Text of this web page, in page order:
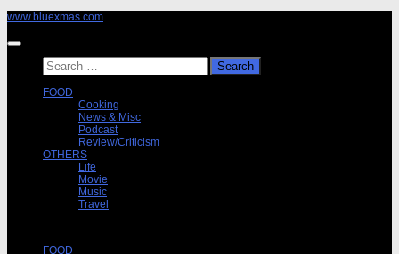
Skip
content
www.bluexmas.com
Search
for:
FOOD
Cooking
News & Misc
Podcast
Review/Criticism
OTHERS
Life
Movie
Music
Travel
FOOD